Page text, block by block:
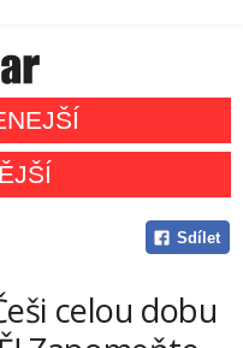
Sdílet
celou dobu